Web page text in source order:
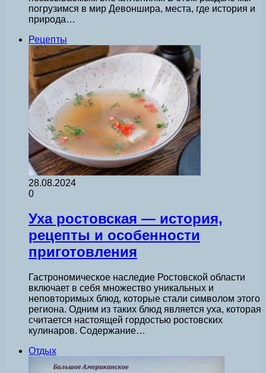
погрузимся в мир Девоншира, места, где история и
природа…
Рецепты
28.08.2024
0
Уха ростовская — история,
рецепты и особенности
приготовления
Гастрономическое наследие Ростовской области
включает в себя множество уникальных и
неповторимых блюд, которые стали символом этого
региона. Одним из таких блюд является уха, которая
считается настоящей гордостью ростовских
кулинаров. Содержание…
Отдых